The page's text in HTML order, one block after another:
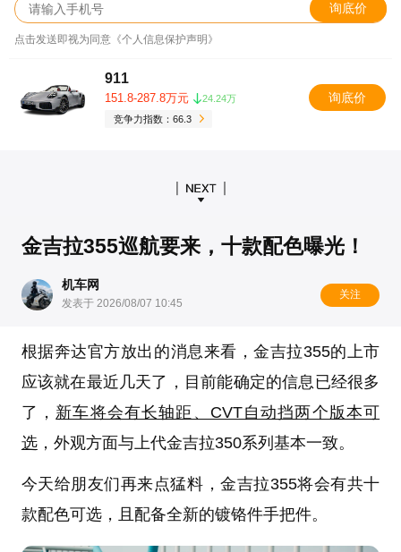
询底价
点击发送即视为同意《个人信息保护声明》
911
151.8-287.8万元
24.24万
竞争力指数：66.3
询底价
金吉拉355巡航要来，十款配色曝光！
机车网
发表于 2026/08/07 10:45
关注
根据奔达官方放出的消息来看，金吉拉355的上市
应该就在最近几天了，目前能确定的信息已经很多
了， 新车将会有长轴距、CVT自动挡两个版本可
选，外观方面与上代金吉拉350系列基本一致。
今天给朋友们再来点猛料，金吉拉355将会有共十
款配色可选，且配备全新的镀铬件手把件。